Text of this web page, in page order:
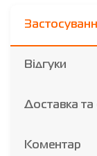
Відгуки
Доставка та
Коментар